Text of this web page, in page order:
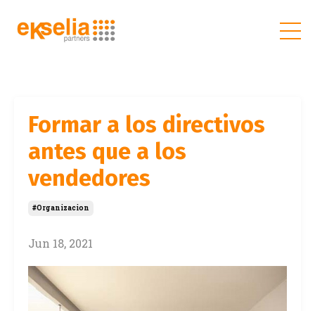
Formar a los directivos
antes que a los
vendedores
#organizacion
Jun 18, 2021